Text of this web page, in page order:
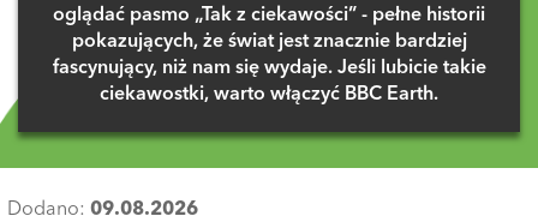
oglądać pasmo „Tak z ciekawości” - pełne historii
pokazujących, że świat jest znacznie bardziej
fascynujący, niż nam się wydaje. Jeśli lubicie takie
ciekawostki, warto włączyć BBC Earth.
Dodano: 09.08.2026